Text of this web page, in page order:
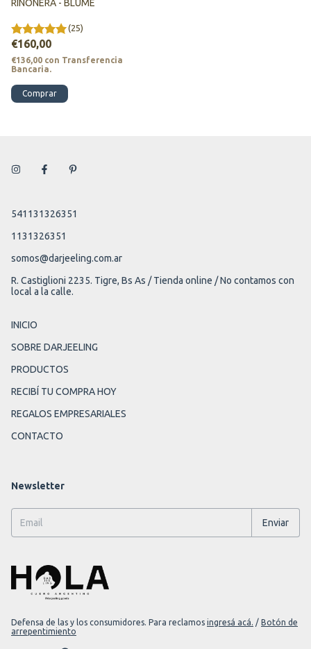
RIÑONERA - BLUME
(25)
€160,00
€136,00 con Transferencia
Bancaria.
Comprar
541131326351
1131326351
somos@darjeeling.com.ar
R. Castiglioni 2235. Tigre, Bs As / Tienda online / No contamos con
local a la calle.
INICIO
SOBRE DARJEELING
PRODUCTOS
RECIBÍ TU COMPRA HOY
REGALOS EMPRESARIALES
CONTACTO
Newsletter
Defensa de las y los consumidores. Para reclamos ingresá acá. / Botón de
arrepentimiento